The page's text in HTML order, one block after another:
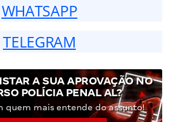
WHATSAPP
TELEGRAM
A SUA APROVAÇÃO NO
POLÍCIA PENAL AL?
quem mais entende do assunto!